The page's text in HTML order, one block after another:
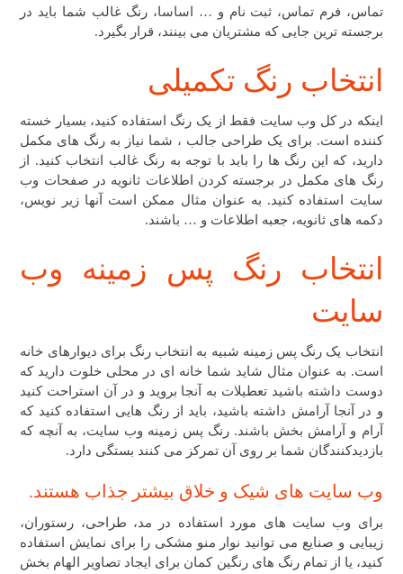
تماس، فرم تماس، ثبت نام و … اساسا، رنگ غالب شما باید در
برجسته ترین جایی که مشتریان می بینند، قرار بگیرد.
انتخاب رنگ تکمیلی
اینکه در کل وب سایت فقط از یک رنگ استفاده کنید، بسیار خسته
کننده است. برای یک طراحی جالب ، شما نیاز به رنگ های مکمل
دارید، که این رنگ ها را باید با توجه به رنگ غالب انتخاب کنید. از
رنگ های مکمل در برجسته کردن اطلاعات ثانویه در صفحات وب
سایت استفاده کنید. به عنوان مثال ممکن است آنها زیر نویس،
دکمه های ثانویه، جعبه اطلاعات و … باشند.
انتخاب رنگ پس زمینه وب
سایت
انتخاب یک رنگ پس زمینه شبیه به انتخاب رنگ برای دیوارهای خانه
است. به عنوان مثال شاید شما خانه ای در محلی خلوت دارید که
دوست داشته باشید تعطیلات به آنجا بروید و در آن استراحت کنید
و در آنجا آرامش داشته باشید، باید از رنگ هایی استفاده کنید که
آرام و آرامش بخش باشند. رنگ پس زمینه وب سایت، به آنچه که
بازدیدکنندگان شما بر روی آن تمرکز می کنند بستگی دارد.
وب سایت های شیک و خلاق بیشتر جذاب هستند.
برای وب سایت های مورد استفاده در مد، طراحی، رستوران،
زیبایی و صنایع می توانید نوار منو مشکی را برای نمایش استفاده
کنید، یا از تمام رنگ های رنگین کمان برای ایجاد تصاویر الهام بخش